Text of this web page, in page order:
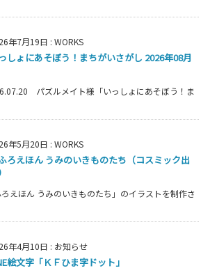
年7月19日 : WORKS
しょにあそぼう！まちがいさがし 2026年08月
パズルメイト様「いっしょにあそぼう！ま
年5月20日 : WORKS
ろえほん うみのいきものたち（コスミック出
えほん うみのいきものたち」のイラストを制作さ
年4月10日 : お知らせ
絵文字「ＫＦひま字ドット」